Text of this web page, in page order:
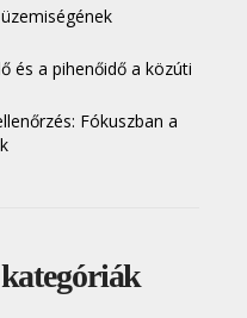
és a pihenőidő a közúti
Fókuszban a